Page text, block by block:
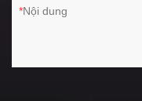
Nội dung